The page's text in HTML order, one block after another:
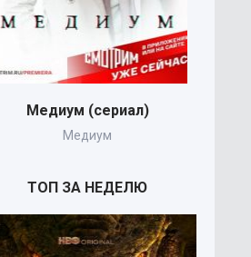
Медиум (сериал)
Медиум
ТОП ЗА НЕДЕЛЮ